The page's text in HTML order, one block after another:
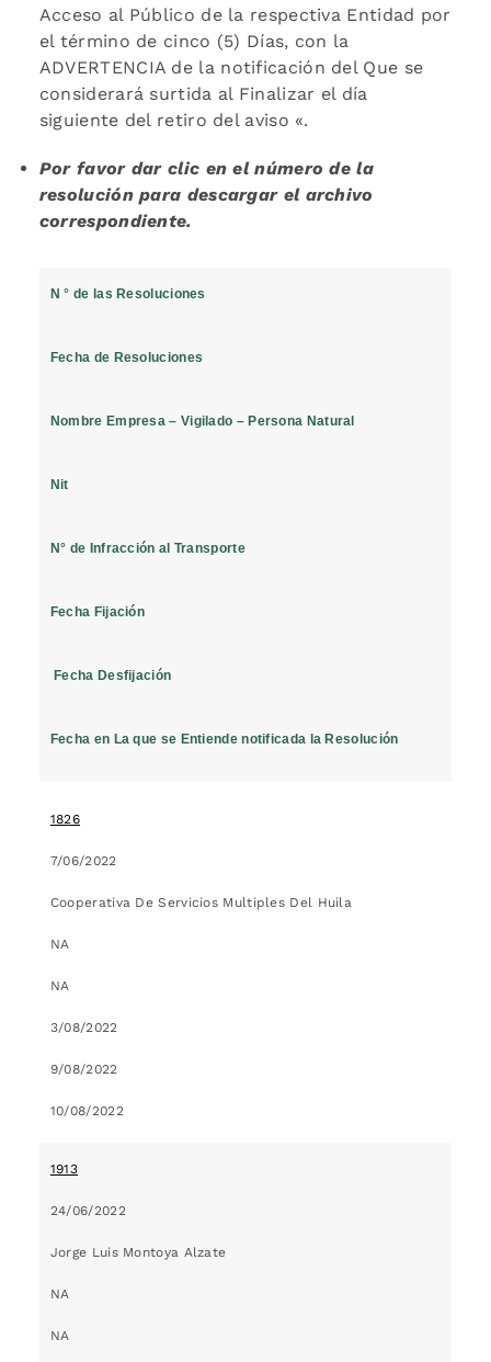
Acceso al Público de la respectiva Entidad por
el término de cinco (5) Días, con la
ADVERTENCIA de la notificación del Que se
considerará surtida al Finalizar el día
siguiente del retiro del aviso «.
Por favor dar clic en el número de la
resolución para descargar el archivo
correspondiente.
N ° de las Resoluciones
Fecha de Resoluciones
Nombre Empresa – Vigilado – Persona Natural
Nit
N° de Infracción al Transporte
Fecha Fijación
Fecha Desfijación
Fecha en La que se Entiende notificada la Resolución
1826
7/06/2022
Cooperativa De Servicios Multiples Del Huila
NA
NA
3/08/2022
9/08/2022
10/08/2022
1913
24/06/2022
Jorge Luis Montoya Alzate
NA
NA